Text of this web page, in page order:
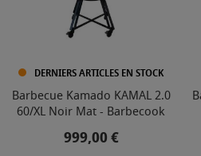
DERNIERS ARTICLES EN STOCK
Barbecue Kamado KAMAL 2.0
60/XL Noir Mat - Barbecook
Prix
999,00 €